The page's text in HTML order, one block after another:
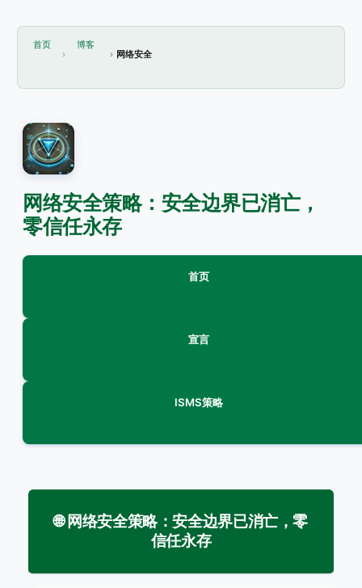
首页
博客
网络安全
网络安全策略：安全边界已消亡，
零信任永存
首页
宣言
ISMS策略
🌐 网络安全策略：安全边界已消亡，零
信任永存